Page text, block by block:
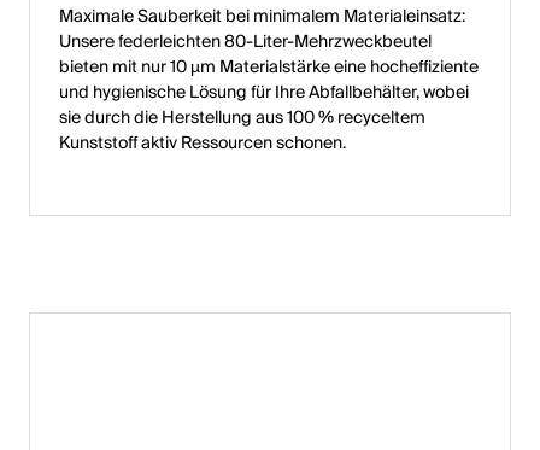
Maximale Sauberkeit bei minimalem Materialeinsatz:
Unsere federleichten 80-Liter-Mehrzweckbeutel
bieten mit nur 10 µm Materialstärke eine hocheffiziente
und hygienische Lösung für Ihre Abfallbehälter, wobei
sie durch die Herstellung aus 100 % recyceltem
Kunststoff aktiv Ressourcen schonen.